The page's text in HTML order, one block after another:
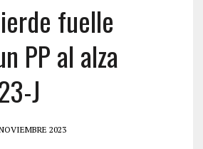
fuelle
PP al alza
J
2023